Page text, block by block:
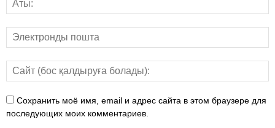
Сохранить моё имя, email и адрес сайта в этом браузере для
последующих моих комментариев.